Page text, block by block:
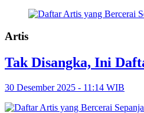
Artis
Tak Disangka, Ini
30 Desember 2025 - 11:14 WIB